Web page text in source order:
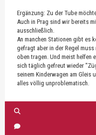
Ergänzung: Zu der Tube
Auch in Prag sind wir bereits
ausschließlich.
An manchen Stationen gibt es
gefragt aber in der Regel
oben tragen. Und meist helfen
sich täglich gefreut wieder
seinem Kinderwagen am Gleis
alles völlig unproblematisch.